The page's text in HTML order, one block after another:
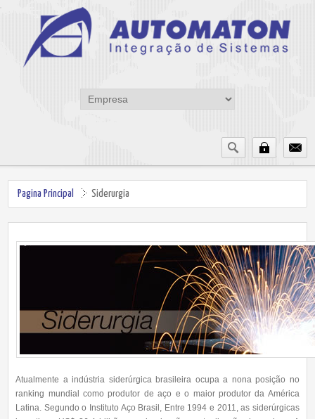
Pagina Principal Siderurgia
Atualmente a indústria siderúrgica brasileira ocupa a nona posição no
ranking mundial como produtor de aço e o maior produtor da América
Latina. Segundo o Instituto Aço Brasil, Entre 1994 e 2011, as siderúrgicas